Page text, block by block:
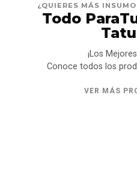
¿QUIERES MÁS
Todo
¡Los
Conoce todos los
VER MÁS